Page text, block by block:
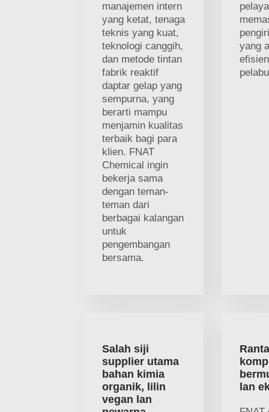
manajemen intern
yang ketat, tenaga
teknis yang kuat,
teknologi canggih,
dan metode tintan
fabrik reaktif
daptar gelap yang
sempurna, yang
berarti mampu
menjamin kualitas
terbaik bagi para
klien. FNAT
Chemical ingin
bekerja sama
dengan teman-
teman dari
berbagai kalangan
untuk
pengembangan
bersama.
yang
Salah siji
supplier utama
bahan kimia
organik, lilin
vegan lan
lan